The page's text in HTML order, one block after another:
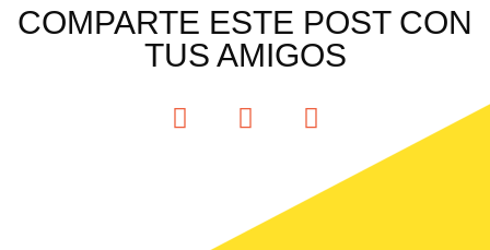
COMPARTE ESTE POST CON
TUS AMIGOS